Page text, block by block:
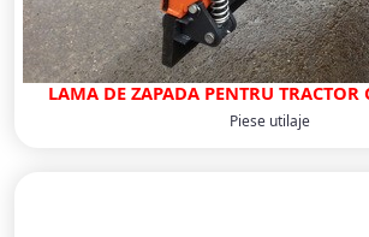
LAMA DE ZAPADA PENTRU TRACTOR
Piese utilaje